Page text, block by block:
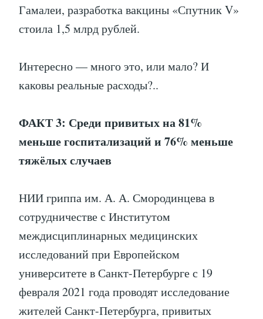
Гамалеи, разработка вакцины «Спутник V»
стоила 1,5 млрд рублей.
Интересно — много это, или мало? И
каковы реальные расходы?..
ФАКТ 3: Среди привитых на 81%
меньше госпитализаций и 76% меньше
тяжёлых случаев
НИИ гриппа им. А. А. Смородинцева в
сотрудничестве с Институтом
междисциплинарных медицинских
исследований при Европейском
университете в Санкт-Петербурге с 19
февраля 2021 года проводят исследование
жителей Санкт-Петербурга, привитых